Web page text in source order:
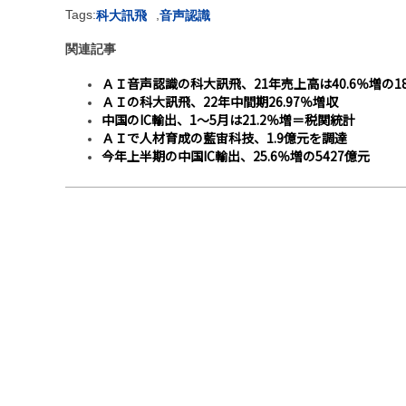
Tags:科大訊飛 音声認識
関連記事
ＡＩ音声認識の科大訊飛、21年売上高は40.6％増の
ＡＩの科大訊飛、22年中間期26.97％増収
中国のIC輸出、1〜5月は21.2％増＝税関統計
ＡＩで人材育成の藍宙科技、1.9億元を調達
今年上半期の中国IC輸出、25.6％増の5427億元